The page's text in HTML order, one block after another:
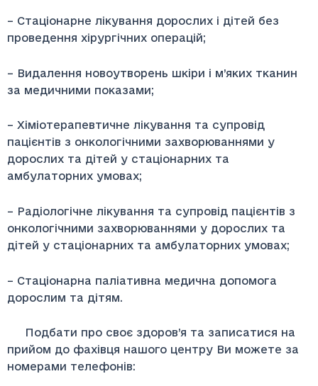
– Стаціонарне лікування дорослих і дітей без
проведення хірургічних операцій;
– Видалення новоутворень шкіри і м’яких тканин
за медичними показами;
– Хіміотерапевтичне лікування та супровід
пацієнтів з онкологічними захворюваннями у
дорослих та дітей у стаціонарних та
амбулаторних умовах;
– Радіологічне лікування та супровід пацієнтів з
онкологічними захворюваннями у дорослих та
дітей у стаціонарних та амбулаторних умовах;
– Стаціонарна паліативна медична допомога
дорослим та дітям.
Подбати про своє здоров’я та записатися на
прийом до фахівця нашого центру Ви можете за
номерами телефонів: